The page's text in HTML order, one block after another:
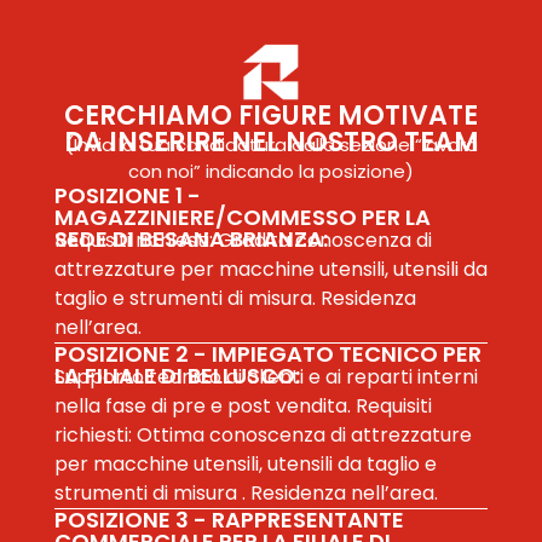
Sede di Besana
Via V. Emanuele II, 34
20842 Besana Brianza (MB)
Via dei Quadri, 62
20882 Bellusco (MB)
Privacy Policy
CERCHIAMO FIGURE MOTIVATE
DA INSERIRE NEL NOSTRO TEAM
(Invia la tua candidatura dalla sezione “lavora
con noi” indicando la posizione)
POSIZIONE 1 -
MAGAZZINIERE/COMMESSO PER LA
SEDE DI BESANA BRIANZA:
Requisiti richiesti: Gradita conoscenza di
attrezzature per macchine utensili, utensili da
taglio e strumenti di misura. Residenza
nell’area.
POSIZIONE 2 - IMPIEGATO TECNICO PER
LA FILIALE DI BELLUSCO:
Supporto tecnico ai clienti e ai reparti interni
nella fase di pre e post vendita. Requisiti
richiesti: Ottima conoscenza di attrezzature
per macchine utensili, utensili da taglio e
strumenti di misura . Residenza nell’area.
POSIZIONE 3 - RAPPRESENTANTE